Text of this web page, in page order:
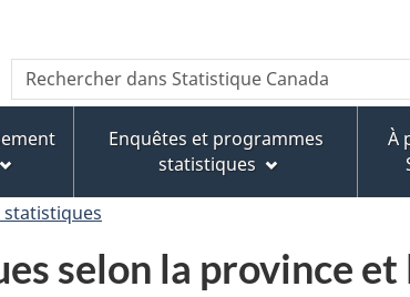
au
contenu
principal
« À
propos
de
ce
version
HTML
simplifiée
Recherche
Rechercher
dans
Canada
Enquêtes et programmes
statistiques
À
statistiques
selon la province